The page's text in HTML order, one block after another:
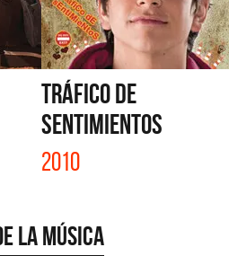
TRÁFICO DE
SENTIMIENTOS
2010
la Música